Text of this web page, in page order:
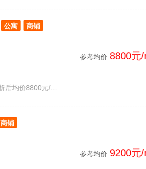
公寓 商铺
参考均价 8800元/
商铺
参考均价 9200元/